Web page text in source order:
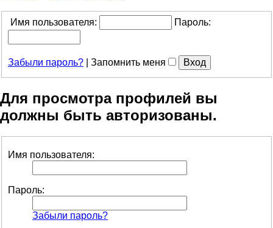
Имя пользователя: Пароль:
Забыли пароль? Запомнить меня
Для просмотра профилей вы
должны быть авторизованы.
Имя пользователя:
Пароль:
Забыли пароль?